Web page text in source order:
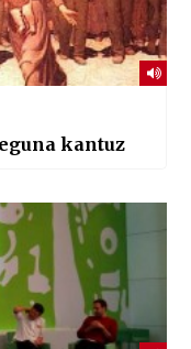
kantuz